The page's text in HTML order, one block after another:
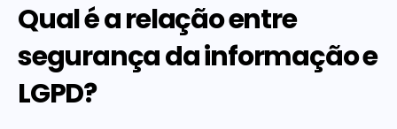
Qual é a relação entre
segurança da informação e
LGPD?